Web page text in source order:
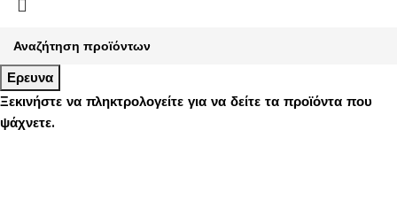
Ερευνα
Ξεκινήστε να πληκτρολογείτε για να δείτε τα προϊόντα που
ψάχνετε.